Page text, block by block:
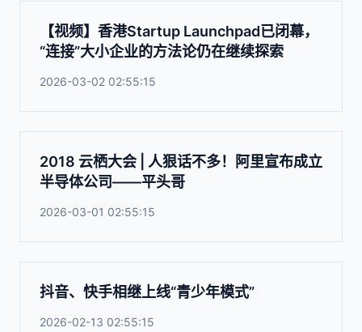
【视频】香港Startup Launchpad已闭幕，
“连接”大小企业的方法论仍在继续探索
2026-03-02 02:55:15
2018 云栖大会 | 人狠话不多！阿里宣布成立
半导体公司——平头哥
2026-03-01 02:55:15
抖音、快手相继上线“青少年模式”
2026-02-13 02:55:15